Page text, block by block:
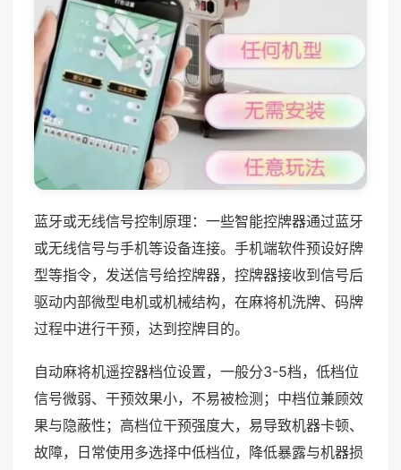
蓝牙或无线信号控制原理：一些智能控牌器通过蓝牙
或无线信号与手机等设备连接。手机端软件预设好牌
型等指令，发送信号给控牌器，控牌器接收到信号后
驱动内部微型电机或机械结构，在麻将机洗牌、码牌
过程中进行干预，达到控牌目的。
自动麻将机遥控器档位设置，一般分3-5档，低档位
信号微弱、干预效果小，不易被检测；中档位兼顾效
果与隐蔽性；高档位干预强度大，易导致机器卡顿、
故障，日常使用多选择中低档位，降低暴露与机器损